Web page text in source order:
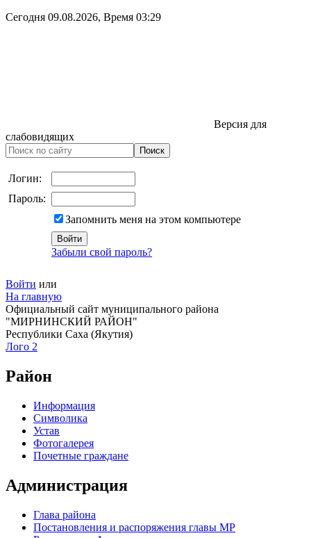
Сегодня 09.08.2026, Время 03:29
Версия для
слабовидящих
Логин:
Пароль:
Запомнить меня на этом компьютере
Забыли свой пароль?
Войти или
На главную
Официальный сайт муниципального района
"МИРНИНСКИЙ РАЙОН"
Республики Саха (Якутия)
Лого 2
Район
Информация
Символика
Устав
Фотогалерея
Почетные граждане
Администрация
Глава района
Постановления и распоряжения главы МР